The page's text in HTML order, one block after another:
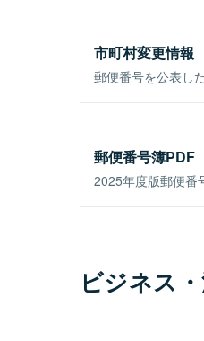
市町村変更情報
郵便番号を公表し
郵便番号簿PDF
2025年度版郵便番
ビジネス